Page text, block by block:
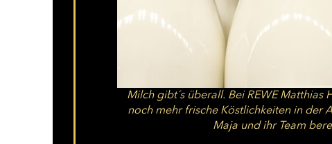
Milch gibt´s überall. Bei REWE Matthias
noch mehr frische Köstlichkeiten in der
Maja und ihr Team